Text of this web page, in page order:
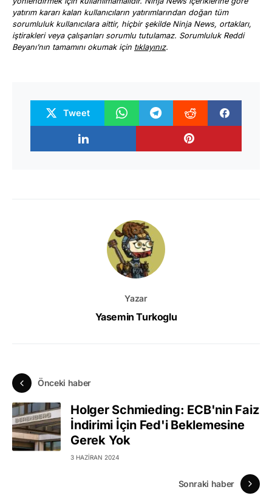
yatırım kararı kalan kullanıcıların yatırımlarından doğan tüm
sorumluluk kullanıcılara aittir, hiçbir şekilde Ninja News, ortakları,
iştirakleri veya çalışanları sorumlu tutulamaz. Sorumluluk Reddi
Beyanı’nın tamamını okumak için tıklayınız.
Tweet
Yazar
Yasemin Turkoglu
Önceki haber
Holger Schmieding: ECB'nin Faiz
İndirimi İçin Fed'i Beklemesine
Gerek Yok
3 HAZIRAN 2024
Sonraki haber